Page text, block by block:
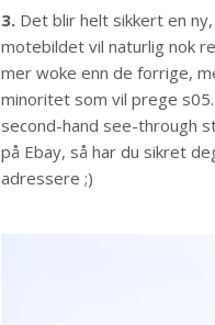
3. Det blir helt sikkert en
motebildet vil naturlig nok
mer woke enn de forrige,
minoritet som vil prege
second-hand see-through
på Ebay, så har du sikret
adressere ;)​